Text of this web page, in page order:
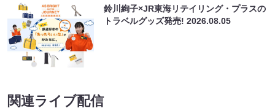
鈴川絢子×JR東海リテイリング・プラスの
トラベルグッズ発売!2026.08.05
関連ライブ配信